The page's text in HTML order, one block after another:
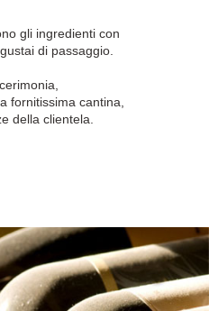
gli ingredienti con
di passaggio.
fornitissima cantina,
della clientela.